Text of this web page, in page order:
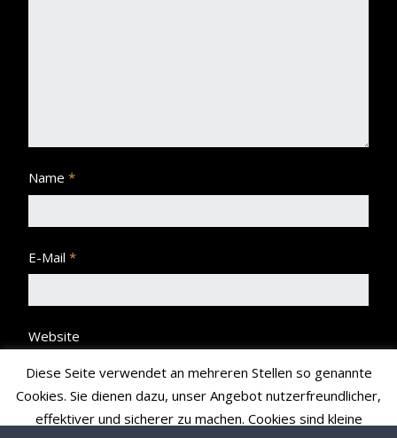
Name *
E-Mail *
Website
Diese Seite verwendet an mehreren Stellen so genannte
Cookies. Sie dienen dazu, unser Angebot nutzerfreundlicher,
effektiver und sicherer zu machen. Cookies sind kleine